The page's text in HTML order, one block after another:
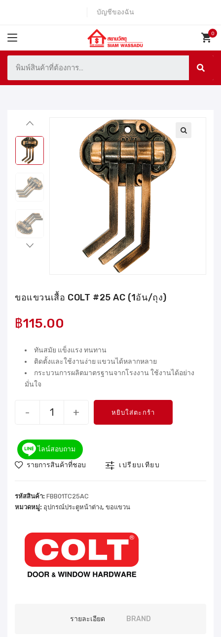
บัญชีของฉัน
ขอแขวนเสื้อ COLT #25 AC (1อัน/ถุง)
฿115.00
ทันสมัย แข็งแรง ทนทาน
ติดตั้งและใช้งานง่าย แขวนได้หลากหลาย
กระบวนการผลิตมาตรฐานจากโรงงาน ใช้งานได้อย่าง
มั่นใจ
- + หยิบใส่ตะกร้า
ไลน์สอบถาม
รายการสินค้าที่ชอบ
เปรียบเทียบ
รหัสสินค้า: FBB01TC25AC
หมวดหมู่: อุปกรณ์ประตูหน้าต่าง, ขอแขวน
รายละเอียด BRAND